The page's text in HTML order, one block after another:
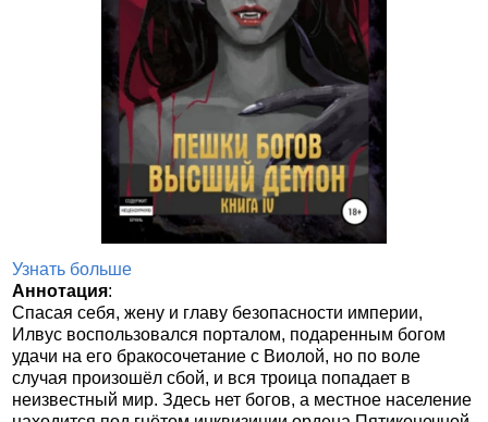
Узнать больше
Аннотация:
Спасая себя, жену и главу безопасности империи,
Илвус воспользовался порталом, подаренным богом
удачи на его бракосочетание с Виолой, но по воле
случая произошёл сбой, и вся троица попадает в
неизвестный мир. Здесь нет богов, а местное население